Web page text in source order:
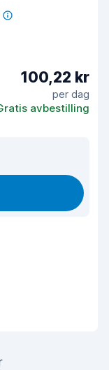
100,22 kr
per dag
avbestilling